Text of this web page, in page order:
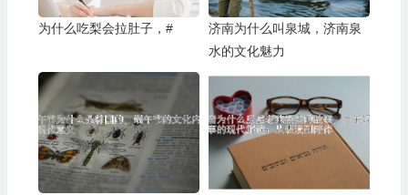
为什么吃梨会拉肚子，#
济南为什么叫泉城，济南泉
水的文化魅力